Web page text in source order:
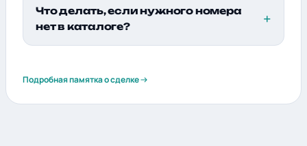
Что делать, если нужного номера
нет в каталоге?
Подробная памятка о сделке